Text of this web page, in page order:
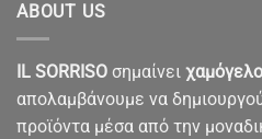
ABOUT US
IL SORRISO σημαίνει χαμόγελο
απολαμβάνουμε να
προϊόντα μέσα από την